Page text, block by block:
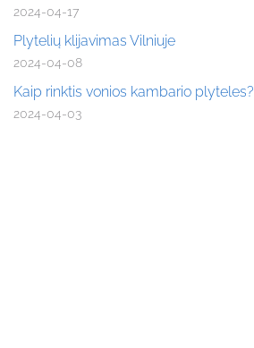
2024-04-17
Plytelių klijavimas Vilniuje
2024-04-08
Kaip rinktis vonios kambario plyteles?
2024-04-03